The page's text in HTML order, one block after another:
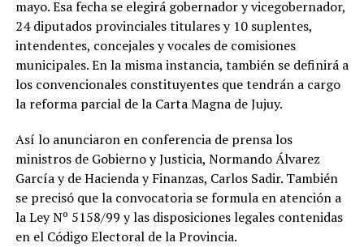
mayo. Esa fecha se elegirá gobernador y vicegobernador,
24 diputados provinciales titulares y 10 suplentes,
intendentes, concejales y vocales de comisiones
municipales. En la misma instancia, también se definirá a
los convencionales constituyentes que tendrán a cargo
la reforma parcial de la Carta Magna de Jujuy.
Así lo anunciaron en conferencia de prensa los
ministros de Gobierno y Justicia, Normando Álvarez
García y de Hacienda y Finanzas, Carlos Sadir. También
se precisó que la convocatoria se formula en atención a
la Ley Nº 5158/99 y las disposiciones legales contenidas
en el Código Electoral de la Provincia.